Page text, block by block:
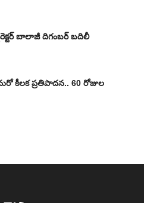
బాలాజీ దిగంబర్‌ బదిలీ
కీలక ప్రతిపాదన.. 60 రోజుల